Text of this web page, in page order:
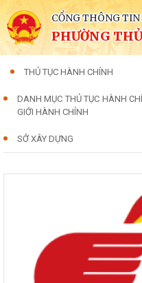
CỔNG THÔNG
PHƯỜNG
THỦ TỤC HÀNH CHÍNH
DANH MỤC THỦ TỤC HÀNH
GIỚI HÀNH CHÍNH
SỞ XÂY DỰNG